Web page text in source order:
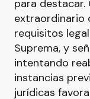
para
extraordinario
requisitos
Suprema, y
intentando
instancias
jurídicas